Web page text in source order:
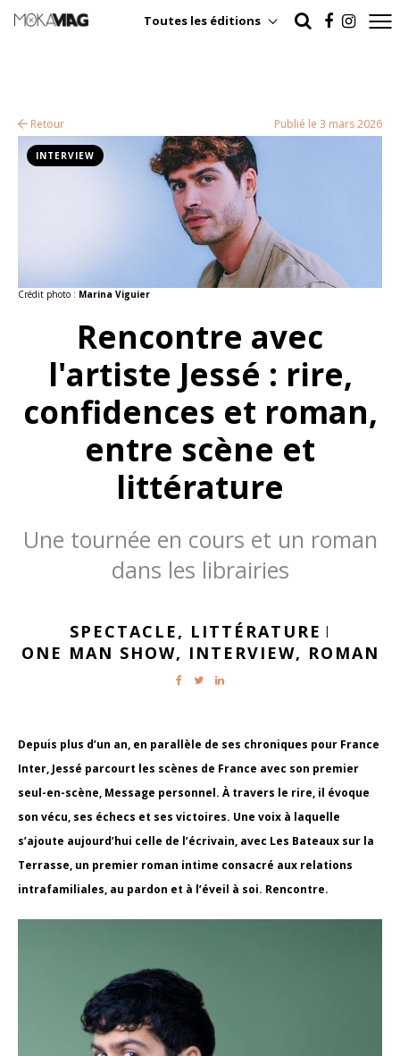
Toutes les éditions
Retour Publié le 3 mars 2026
Crédit photo : Marina Viguier
INTERVIEW
Rencontre avec
l'artiste Jessé : rire,
confidences et roman,
entre scène et
littérature
Une tournée en cours et un roman
dans les librairies
SPECTACLE, LITTÉRATURE |
ONE MAN SHOW, INTERVIEW, ROMAN
Depuis plus d’un an, en parallèle de ses chroniques pour France
Inter, Jessé parcourt les scènes de France avec son premier
seul-en-scène, Message personnel. À travers le rire, il évoque
son vécu, ses échecs et ses victoires. Une voix à laquelle
s’ajoute aujourd’hui celle de l’écrivain, avec Les Bateaux sur la
Terrasse, un premier roman intime consacré aux relations
intrafamiliales, au pardon et à l’éveil à soi. Rencontre.